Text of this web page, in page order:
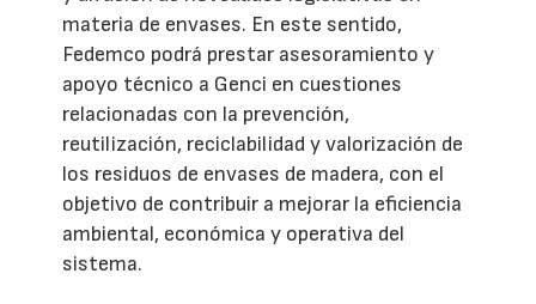
materia de envases. En este sentido,
Fedemco podrá prestar asesoramiento y
apoyo técnico a Genci en cuestiones
relacionadas con la prevención,
reutilización, reciclabilidad y valorización de
los residuos de envases de madera, con el
objetivo de contribuir a mejorar la eficiencia
ambiental, económica y operativa del
sistema.